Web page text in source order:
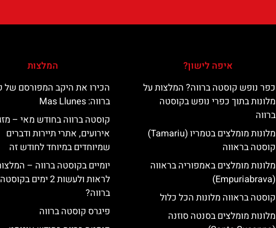
איפה לישון?
כפר נופש קוסטה ברווה? המלצות על
מלונות בתוך כפרי נופש בקוסטה
ברווה
מלונות מומלצים בטמריו (Tamariu)
קוסטה בראווה
מלונות מומלצים באמפוריה בראווה
(Empuriabrava)
קוסטה בראווה מלונות הכל כלול
מלונות מומלצים בסנטה סוזנה
המלצות
הכירו את היקב המפורסם של
ברווה: ‪‪Mas Llunes‬‬
קוסטה ברווה בחודש מאי –
אירועים, אתרי תיירות ודברים
שמיוחדים במיוחד לחודש זה
יומיים בקוסטה ברווה –
לראות ולעשות 2 ימים בקוסטה
ברווה?
פיגרס קוסטה ברווה